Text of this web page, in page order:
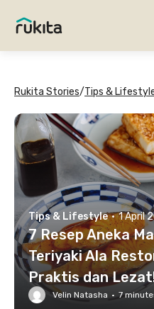
Rukita Stories/Tips &
Tips & Lifestyle · 1 April
7 Resep Aneka
Teriyaki Ala
Praktis dan
Velin Natasha · 7